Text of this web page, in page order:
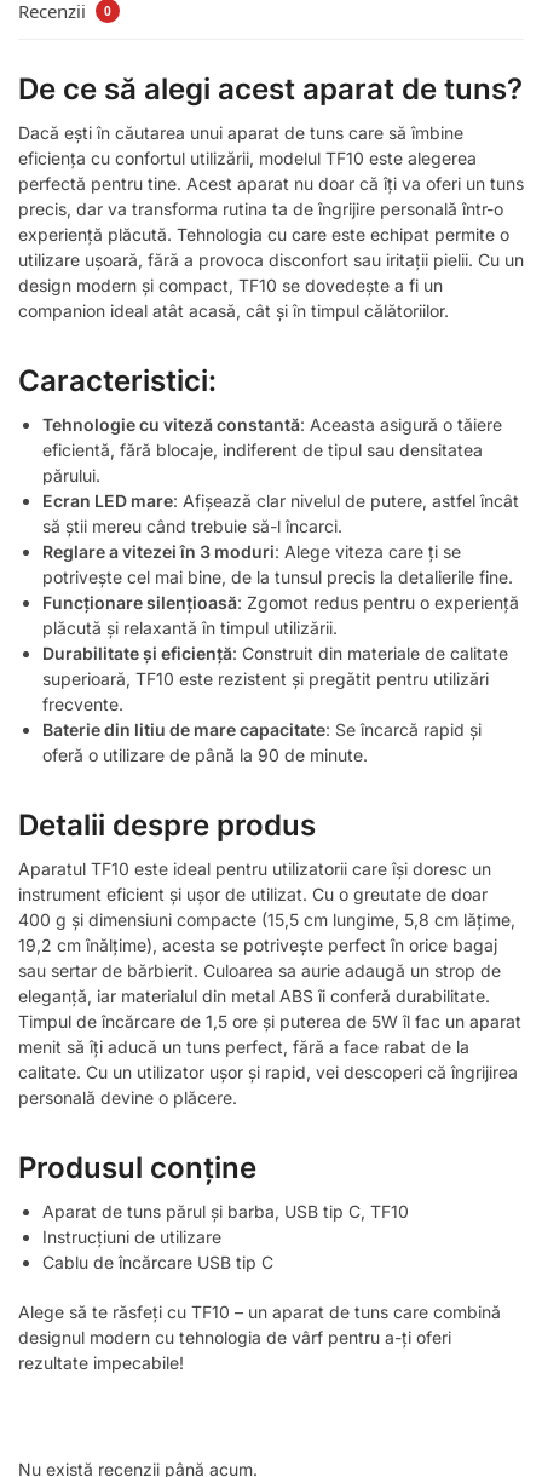
Recenzii 0
De ce să alegi acest aparat de tuns?
Dacă ești în căutarea unui aparat de tuns care să îmbine
eficiența cu confortul utilizării, modelul TF10 este alegerea
perfectă pentru tine. Acest aparat nu doar că îți va oferi un tuns
precis, dar va transforma rutina ta de îngrijire personală într-o
experiență plăcută. Tehnologia cu care este echipat permite o
utilizare ușoară, fără a provoca disconfort sau iritații pielii. Cu un
design modern și compact, TF10 se dovedește a fi un
companion ideal atât acasă, cât și în timpul călătoriilor.
Caracteristici:
Tehnologie cu viteză constantă: Aceasta asigură o tăiere
eficientă, fără blocaje, indiferent de tipul sau densitatea
părului.
Ecran LED mare: Afișează clar nivelul de putere, astfel încât
să știi mereu când trebuie să-l încarci.
Reglare a vitezei în 3 moduri: Alege viteza care ți se
potrivește cel mai bine, de la tunsul precis la detalierile fine.
Funcționare silențioasă: Zgomot redus pentru o experiență
plăcută și relaxantă în timpul utilizării.
Durabilitate și eficiență: Construit din materiale de calitate
superioară, TF10 este rezistent și pregătit pentru utilizări
frecvente.
Baterie din litiu de mare capacitate: Se încarcă rapid și
oferă o utilizare de până la 90 de minute.
Detalii despre produs
Aparatul TF10 este ideal pentru utilizatorii care își doresc un
instrument eficient și ușor de utilizat. Cu o greutate de doar
400 g și dimensiuni compacte (15,5 cm lungime, 5,8 cm lățime,
19,2 cm înălțime), acesta se potrivește perfect în orice bagaj
sau sertar de bărbierit. Culoarea sa aurie adaugă un strop de
eleganță, iar materialul din metal ABS îi conferă durabilitate.
Timpul de încărcare de 1,5 ore și puterea de 5W îl fac un aparat
menit să îți aducă un tuns perfect, fără a face rabat de la
calitate. Cu un utilizator ușor și rapid, vei descoperi că îngrijirea
personală devine o plăcere.
Produsul conține
Aparat de tuns părul și barba, USB tip C, TF10
Instrucțiuni de utilizare
Cablu de încărcare USB tip C
Alege să te răsfeți cu TF10 – un aparat de tuns care combină
designul modern cu tehnologia de vârf pentru a-ți oferi
rezultate impecabile!
Nu există recenzii până acum.